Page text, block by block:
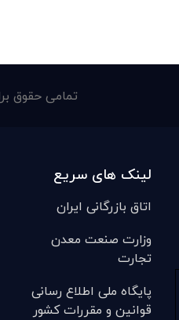
تمامی حقوق
لینک های سریع
اتاق بازرگانی ایران
وزارت صنعت معدن
تجارت
پایگاه ملی اطلاع رسانی
قوانین و مقررات کشور